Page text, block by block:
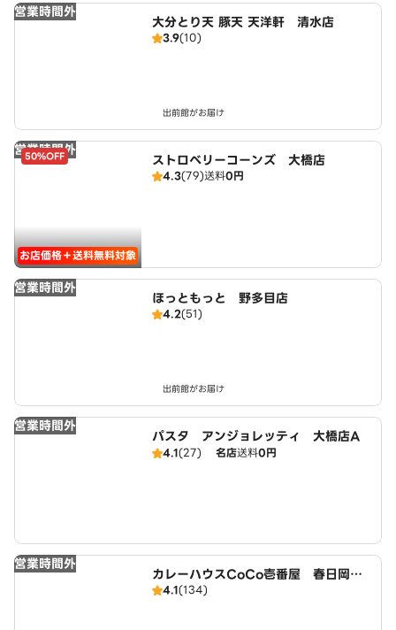
営業時間外
大分とり天 豚天 天洋軒 清水店
3.9(10)
出前館がお届け
営業時間外
50%OFF
お店価格＋送料無料対象
ストロベリーコーンズ 大橋店
4.3(79)送料0円
営業時間外
ほっともっと 野多目店
4.2(51)
出前館がお届け
営業時間外
パスタ アンジョレッティ 大橋店A
4.1(27) 名店送料0円
営業時間外
カレーハウスCoCo壱番屋 春日岡本
店（SD）
4.1(134)